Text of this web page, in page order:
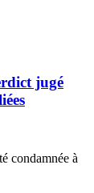
jugé
condamnée à